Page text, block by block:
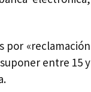
por «reclamación
entre 15 y